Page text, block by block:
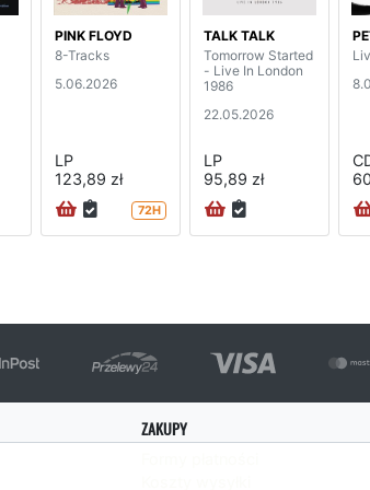
PINK FLOYD
8-Tracks
5.06.2026
LP
123,89 zł
72H
TALK TALK
Tomorrow Started
- Live In London
1986
22.05.2026
LP
95,89 zł
ZAKUPY